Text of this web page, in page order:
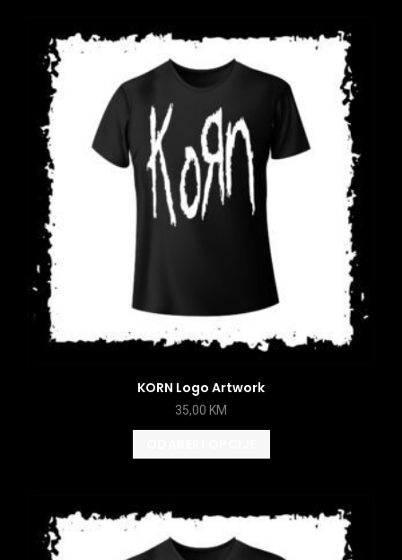
KORN Logo Artwork
35,00 KM